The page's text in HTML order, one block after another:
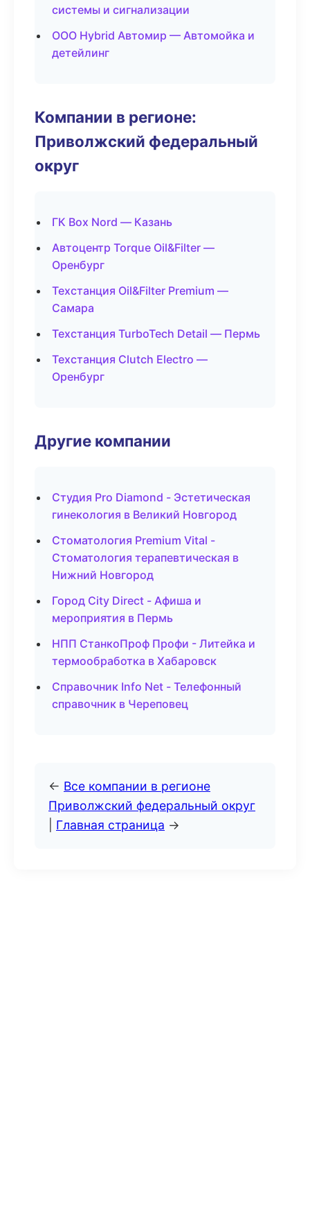
системы и сигнализации
ООО Hybrid Автомир — Автомойка и
детейлинг
Компании в регионе:
Приволжский федеральный
округ
ГК Box Nord — Казань
Автоцентр Torque Oil&Filter —
Оренбург
Техстанция Oil&Filter Premium —
Самара
Техстанция TurboTech Detail — Пермь
Техстанция Clutch Electro —
Оренбург
Другие компании
Студия Pro Diamond - Эстетическая
гинекология в Великий Новгород
Стоматология Premium Vital -
Стоматология терапевтическая в
Нижний Новгород
Город City Direct - Афиша и
мероприятия в Пермь
НПП СтанкоПроф Профи - Литейка и
термообработка в Хабаровск
Справочник Info Net - Телефонный
справочник в Череповец
← Все компании в регионе
Приволжский федеральный округ
Главная страница →